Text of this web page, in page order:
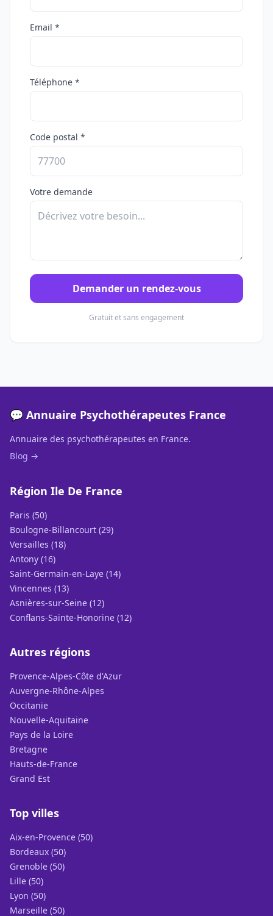
Email *
Téléphone *
Code postal *
Votre demande
Demander un rendez-vous
Gratuit et sans engagement
💬 Annuaire Psychothérapeutes France
Annuaire des psychothérapeutes en France.
Blog →
Région Ile De France
Paris (50)
Boulogne-Billancourt (29)
Versailles (18)
Antony (16)
Saint-Germain-en-Laye (14)
Vincennes (13)
Asnières-sur-Seine (12)
Conflans-Sainte-Honorine (12)
Autres régions
Provence-Alpes-Côte d'Azur
Auvergne-Rhône-Alpes
Occitanie
Nouvelle-Aquitaine
Pays de la Loire
Bretagne
Hauts-de-France
Grand Est
Top villes
Aix-en-Provence (50)
Bordeaux (50)
Grenoble (50)
Lille (50)
Lyon (50)
Marseille (50)